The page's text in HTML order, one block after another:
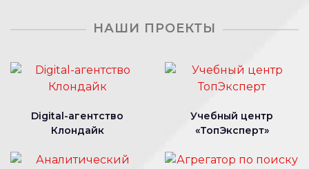
НАШИ ПРОЕКТЫ
Digital-агентство
Клондайк
Учебный центр
«ТопЭксперт»